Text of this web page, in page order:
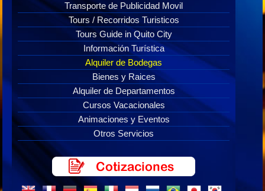
Transporte de Publicidad Movil
Tours / Recorridos Turisticos
Tours Guide in Quito City
Información Turística
Alquiler de Bodegas
Bienes y Raices
Alquiler de Departamentos
Cursos Vacacionales
Animaciones y Eventos
Otros Servicios